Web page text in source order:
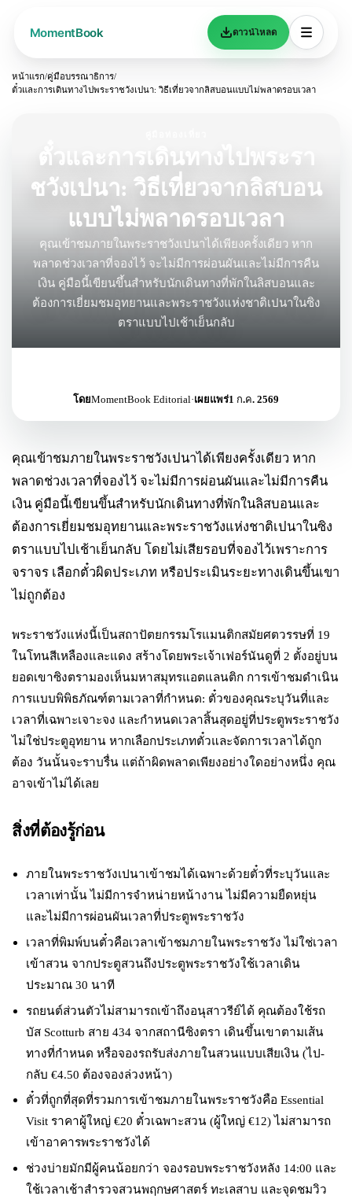
ดาวน์โหลด
หน้าแรก/คู่มือบรรณาธิการ/
ตั๋วและการเดินทางไปพระราชวังเปนา: วิธีเที่ยวจากลิสบอนแบบไม่พลาดรอบเวลา
ตั๋วและการเดินทางไปพระรา
ชวังเปนา: วิธีเที่ยวจากลิสบอน
แบบไม่พลาดรอบเวลา
คุณเข้าชมภายในพระราชวังเปนาได้เพียงครั้งเดียว หาก
พลาดช่วงเวลาที่จองไว้ จะไม่มีการผ่อนผันและไม่มีการคืน
เงิน คู่มือนี้เขียนขึ้นสำหรับนักเดินทางที่พักในลิสบอนและ
ต้องการเยี่ยมชมอุทยานและพระราชวังแห่งชาติเปนาในซิง
ตราแบบไปเช้าเย็นกลับ
โดยMomentBook Editorial·เผยแพร่1 ก.ค. 2569
คุณเข้าชมภายในพระราชวังเปนาได้เพียงครั้งเดียว หาก
พลาดช่วงเวลาที่จองไว้ จะไม่มีการผ่อนผันและไม่มีการคืน
เงิน คู่มือนี้เขียนขึ้นสำหรับนักเดินทางที่พักในลิสบอนและ
ต้องการเยี่ยมชมอุทยานและพระราชวังแห่งชาติเปนาในซิง
ตราแบบไปเช้าเย็นกลับ โดยไม่เสียรอบที่จองไว้เพราะการ
จราจร เลือกตั๋วผิดประเภท หรือประเมินระยะทางเดินขึ้นเขา
ไม่ถูกต้อง
พระราชวังแห่งนี้เป็นสถาปัตยกรรมโรแมนติกสมัยศตวรรษที่ 19
ในโทนสีเหลืองและแดง สร้างโดยพระเจ้าเฟอร์นันดูที่ 2 ตั้งอยู่บน
ยอดเขาซิงตรามองเห็นมหาสมุทรแอตแลนติก การเข้าชมดำเนิน
การแบบพิพิธภัณฑ์ตามเวลาที่กำหนด: ตั๋วของคุณระบุวันที่และ
เวลาที่เฉพาะเจาะจง และกำหนดเวลาสิ้นสุดอยู่ที่ประตูพระราชวัง
ไม่ใช่ประตูอุทยาน หากเลือกประเภทตั๋วและจัดการเวลาได้ถูก
ต้อง วันนั้นจะราบรื่น แต่ถ้าผิดพลาดเพียงอย่างใดอย่างหนึ่ง คุณ
อาจเข้าไม่ได้เลย
สิ่งที่ต้องรู้ก่อน
ภายในพระราชวังเปนาเข้าชมได้เฉพาะด้วยตั๋วที่ระบุวันและ
เวลาเท่านั้น ไม่มีการจำหน่ายหน้างาน ไม่มีความยืดหยุ่น
และไม่มีการผ่อนผันเวลาที่ประตูพระราชวัง
เวลาที่พิมพ์บนตั๋วคือเวลาเข้าชมภายในพระราชวัง ไม่ใช่เวลา
เข้าสวน จากประตูสวนถึงประตูพระราชวังใช้เวลาเดิน
ประมาณ 30 นาที
รถยนต์ส่วนตัวไม่สามารถเข้าถึงอนุสาวรีย์ได้ คุณต้องใช้รถ
บัส Scotturb สาย 434 จากสถานีซิงตรา เดินขึ้นเขาตามเส้น
ทางที่กำหนด หรือจองรถรับส่งภายในสวนแบบเสียเงิน (ไป-
กลับ €4.50 ต้องจองล่วงหน้า)
ตั๋วที่ถูกที่สุดที่รวมการเข้าชมภายในพระราชวังคือ Essential
Visit ราคาผู้ใหญ่ €20 ตั๋วเฉพาะสวน (ผู้ใหญ่ €12) ไม่สามารถ
เข้าอาคารพระราชวังได้
ช่วงบ่ายมักมีผู้คนน้อยกว่า จองรอบพระราชวังหลัง 14:00 และ
ใช้เวลาเช้าสำรวจสวนพฤกษศาสตร์ ทะเลสาบ และจุดชมวิว